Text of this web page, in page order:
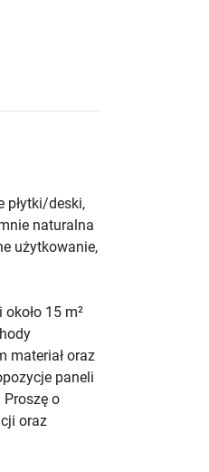
płytki/deski,
naturalna
użytkowanie,
15 m²
materiał oraz
paneli
o
oraz